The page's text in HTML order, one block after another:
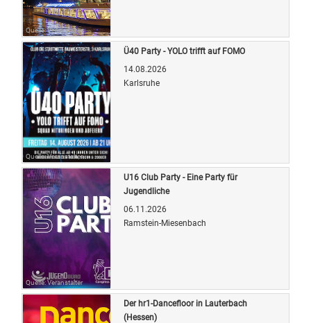
Quelle: Veranstalter
Quelle: Veranstalter
Ü40 Party - YOLO trifft auf FOMO
14.08.2026
Karlsruhe
Quelle: Veranstalter
U16 Club Party - Eine Party für
Jugendliche
06.11.2026
Ramstein-Miesenbach
Der hr1-Dancefloor in Lauterbach
(Hessen)